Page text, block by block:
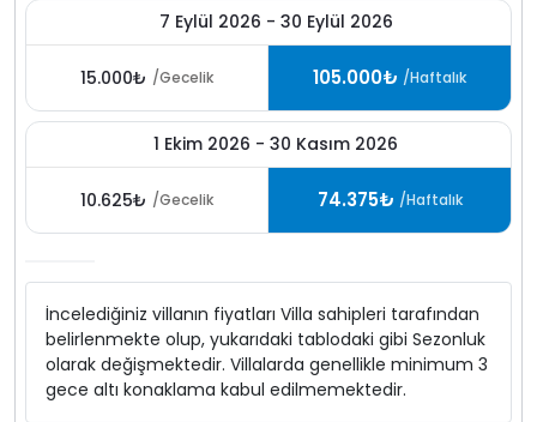
7 Eylül 2026 - 30 Eylül 2026
15.000₺ /Gecelik 105.000₺ /Haftalık
1 Ekim 2026 - 30 Kasım 2026
10.625₺ /Gecelik 74.375₺ /Haftalık
İncelediğiniz villanın fiyatları Villa sahipleri tarafından
belirlenmekte olup, yukarıdaki tablodaki gibi Sezonluk
olarak değişmektedir. Villalarda genellikle minimum 3
gece altı konaklama kabul edilmemektedir.